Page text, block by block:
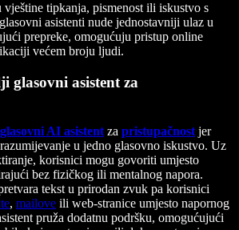
vještine tipkanja, pismenost ili iskustvo s
asistenti nude jednostavniji ulaz u
prepreke, omogućuju pristup online
većem broju ljudi.
glasovni asistent za
glasovni AI asistent za pristupačnost jer
u jedno glasovno iskustvo. Uz
korisnici mogu govoriti umjesto
bez fizičkog ili mentalnog napora.
tekst u prirodan zvuk pa korisnici
, mailove ili web-stranice umjesto napornog
pruža dodatnu podršku, omogućujući